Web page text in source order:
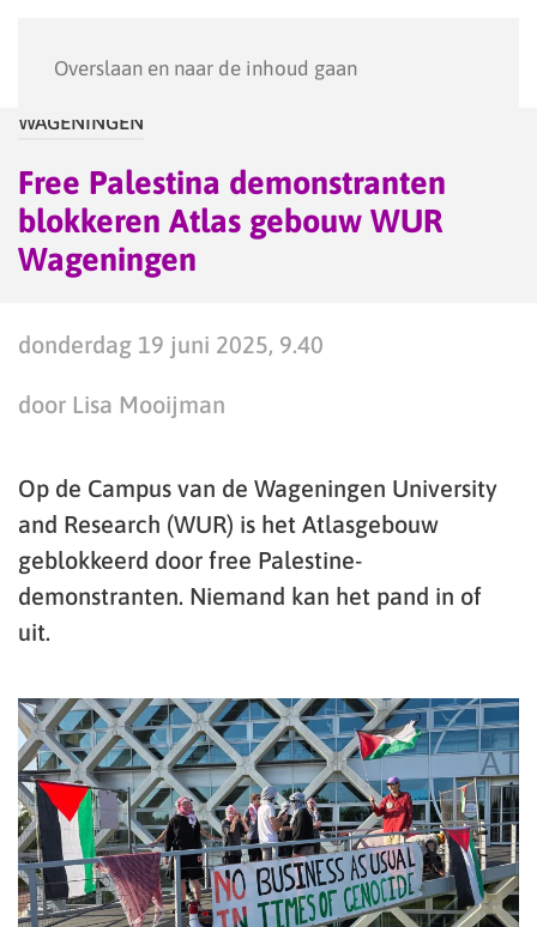
Overslaan en naar de inhoud gaan
WAGENINGEN
Free Palestina demonstranten
blokkeren Atlas gebouw WUR
Wageningen
donderdag 19 juni 2025, 9.40
door Lisa Mooijman
Op de Campus van de Wageningen University
and Research (WUR) is het Atlasgebouw
geblokkeerd door free Palestine-
demonstranten. Niemand kan het pand in of
uit.